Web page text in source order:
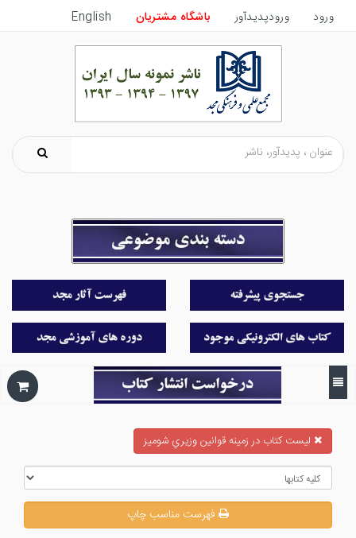
ورود ورودپدیدآور باشگاه مشتریان English
ليست كتاب در زمينه قوانين وزيري شوميز
فهرست مناسب چاپ